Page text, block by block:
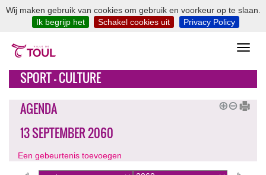
Wij maken gebruik van cookies om gebruik en voorkeur op te slaan.
Ik begrijp het
Schakel cookies uit Privacy Policy
SPORT - CULTURE
AGENDA
13 SEPTEMBER 2060
Een gebeurtenis toevoegen